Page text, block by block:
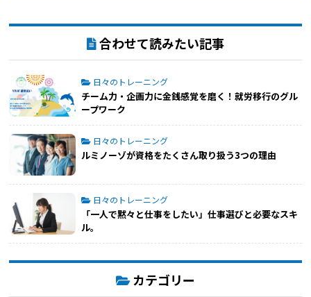
合わせて読みたい記事
日々のトレーニング
チーム力・企画力に金銭感覚を磨く！就労移行のグル
ープワーク
日々のトレーニング
ルミノーゾが資格をたくさん取り扱う3つの理由
日々のトレーニング
「一人で黙々と仕事をしたい」仕事選びと必要なスキ
ル。
カテゴリー